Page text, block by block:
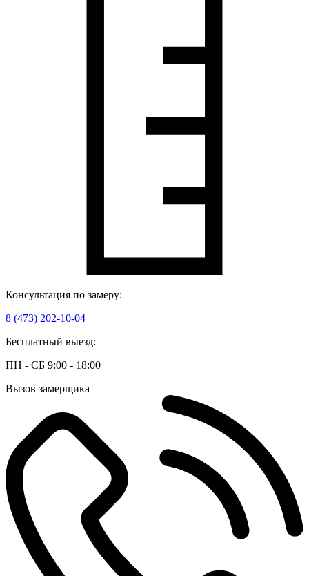
Консультация по замеру:
8 (473) 202-10-04
Бесплатный выезд:
ПН - СБ 9:00 - 18:00
Вызов замерщика